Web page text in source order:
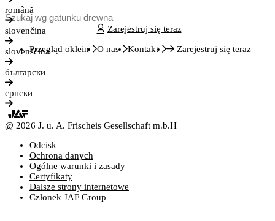
Zarejestruj się teraz
Przegląd oklein O nas Kontakt Zarejestruj się teraz
română
slovenčina
slovenščina
български
српски
@ 2026 J. u. A. Frischeis Gesellschaft m.b.H
Odcisk
Ochrona danych
Ogólne warunki i zasady
Certyfikaty
Dalsze strony internetowe
Członek JAF Group